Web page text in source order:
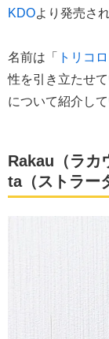
KDOより発売さ
名前は「 トリコロ
性を引き立たせ
について紹介し
Rakau（ラカ
ta（ストラー